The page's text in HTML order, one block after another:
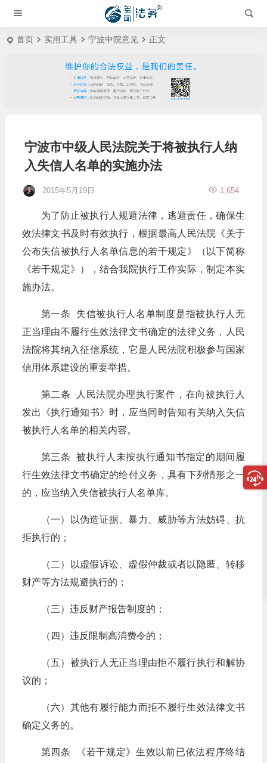
首页 实用工具 宁波中院意见 正文
宁波市中级人民法院关于将被执行人纳
入失信人名单的实施办法
2015年5月19日 1,654
为了防止被执行人规避法律，逃避责任，确保生
效法律文书及时有效执行，根据最高人民法院《关于
公布失信被执行人名单信息的若干规定》（以下简称
《若干规定》），结合我院执行工作实际，制定本实
施办法。
第一条 失信被执行人名单制度是指被执行人无
正当理由不履行生效法律文书确定的法律义务，人民
法院将其纳入征信系统，它是人民法院积极参与国家
信用体系建设的重要举措。
第二条 人民法院办理执行案件，在向被执行人
发出《执行通知书》时，应当同时告知有关纳入失信
被执行人名单的相关内容。
第三条 被执行人未按执行通知书指定的期间履
行生效法律文书确定的给付义务，具有下列情形之一
的，应当纳入失信被执行人名单库。
（一）以伪造证据、暴力、威胁等方法妨碍、抗
拒执行的；
（二）以虚假诉讼、虚假仲裁或者以隐匿、转移
财产等方法规避执行的；
（三）违反财产报告制度的；
（四）违反限制高消费令的；
（五）被执行人无正当理由拒不履行执行和解协
议的；
（六）其他有履行能力而拒不履行生效法律文书
确定义务的。
第四条 《若干规定》生效以前已依法程序终结